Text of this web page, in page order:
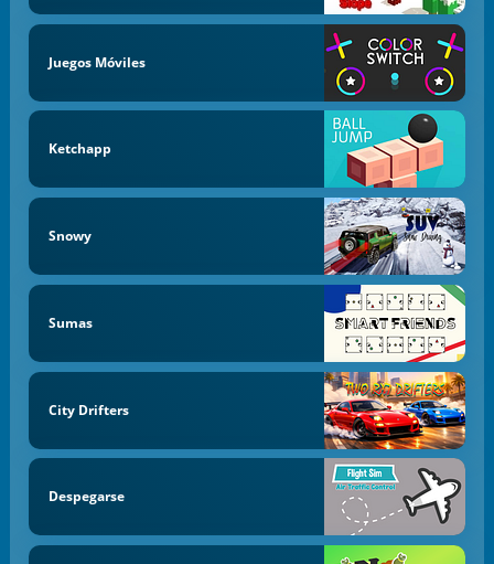
Juegos Móviles
Ketchapp
Snowy
Sumas
City Drifters
Despegarse